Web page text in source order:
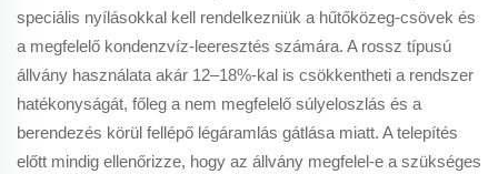
speciális nyílásokkal kell rendelkezniük a hűtőközeg-csövek és
a megfelelő kondenzvíz-leeresztés számára. A rossz típusú
állvány használata akár 12–18%-kal is csökkentheti a rendszer
hatékonyságát, főleg a nem megfelelő súlyeloszlás és a
berendezés körül fellépő légáramlás gátlása miatt. A telepítés
előtt mindig ellenőrizze, hogy az állvány megfelel-e a szükséges